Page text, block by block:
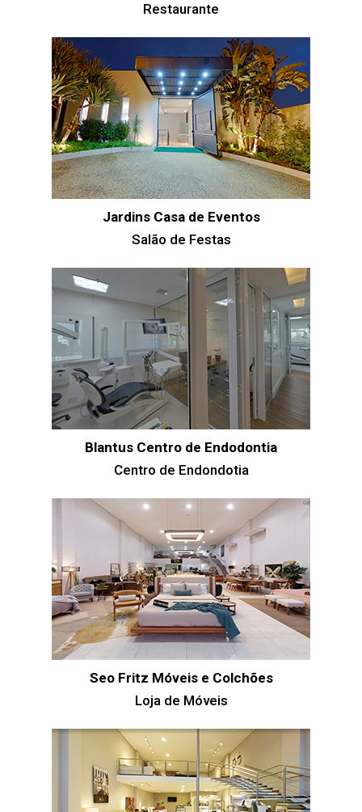
Restaurante
Jardins Casa de Eventos
Salão de Festas
Blantus Centro de Endodontia
Centro de Endondotia
Seo Fritz Móveis e Colchões
Loja de Móveis